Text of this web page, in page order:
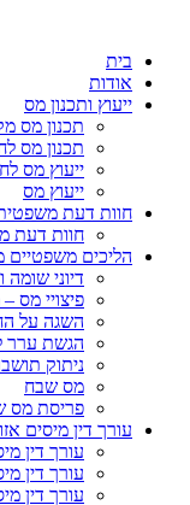
בית
אודות
ייעוץ ותכנון מס
תכנון מס
תכנון מס
ייעוץ מס
ייעוץ מס
חוות דעת
חוות דעת
הליכים משפטיים
דיוני שומה
פיצויי מס
השגה על
הגשת ערר
ניתוק
מס שבח
פריסת מס
עורך דין מיסים
עורך דין
עורך דין
עורך דין